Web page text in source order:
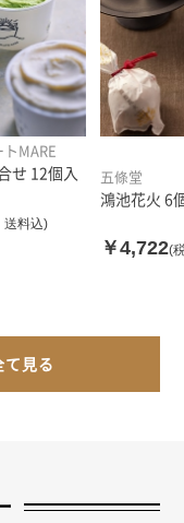
MARE
せ 12個入
送料込)
五條堂
鴻池花火 6
￥4,722(
見る